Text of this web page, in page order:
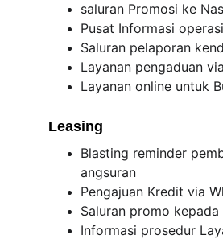
Leasing
Blasting reminder
angsuran
Pengajuan Kredit via
Saluran promo kepada
Informasi prosedur
saluran Promosi ke
Pusat Informasi
Saluran pelaporan
Layanan pengaduan
Layanan online untuk